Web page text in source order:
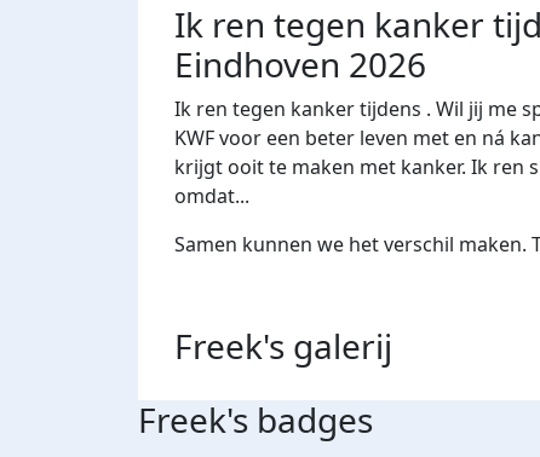
Ik ren tegen kanker
Eindhoven 2026
Ik ren tegen kanker tijdens . Wil jij me
KWF voor een beter leven met en ná
krijgt ooit te maken met kanker. Ik ren
omdat...
Samen kunnen we het verschil maken.
Freek's galerij
Freek's badges